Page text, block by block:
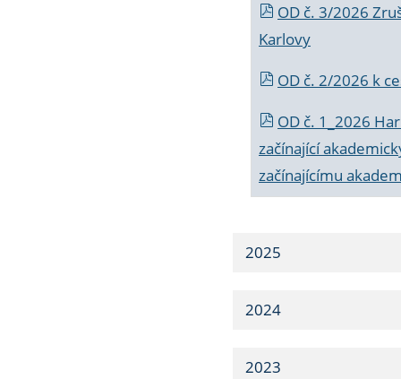
OD č. 3/2026
Karlovy
OD č. 2/2026 k
OD č. 1_2026
začínající
začínajícímu
2025
2024
2023